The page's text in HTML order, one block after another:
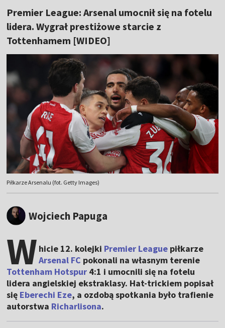
Premier League: Arsenal umocnił się na fotelu
lidera. Wygrał prestiżowe starcie z
Tottenhamem [WIDEO]
Piłkarze Arsenalu (fot. Getty Images)
Wojciech Papuga
W hicie 12. kolejki Premier League piłkarze
Arsenal FC pokonali na własnym terenie
Tottenham Hotspur 4:1 i umocnili się na fotelu
lidera angielskiej ekstraklasy. Hat-trickiem popisał
się Eberechi Eze, a ozdobą spotkania było trafienie
autorstwa Richarlisona.